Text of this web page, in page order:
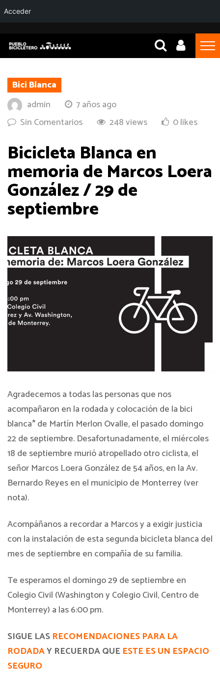
Bici Blanca
admin
7 años ago
Sin Comentarios
248 views 0 likes
Bicicleta Blanca en
memoria de Marcos Loera
González / 29 de
septiembre
Agradecemos a todas las personas que nos
acompañaron en la rodada y colocación de la bici
blanca* de Martín Merlon Ovalle, el pasado domingo
22 de septiembre. Desafortunadamente, el miércoles
18 de septiembre murió atropellado otro ciclista, el
señor Marcos Loera González de 54 años, en la Av.
Bernardo Reyes en el municipio de Monterrey (ver
nota).
Acompáñanos a recordar a Marcos y a exigir justicia
con la instalación de esta segunda bicicleta blanca del
mes de septiembre en compañía de su familia.
Te esperamos el domingo 29 de septiembre en
Colegio Civil (Washington y Colegio Civil, Centro de
Monterrey) a las 6:00 pm.
SIGUE LAS RECOMENDACIONES PARA LA
RODADAY RECUERDA QUE ESTE ES UN ESPACIO
SEGURO
Acceder